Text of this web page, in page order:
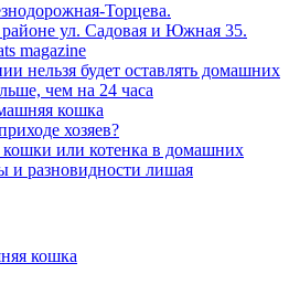
Торцева.
ул. Садовая и Южная 35.
magazine
нельзя будет оставлять домашних
чем на 24 часа
кошка
хозяев?
или котенка в домашних
и разновидности лишая